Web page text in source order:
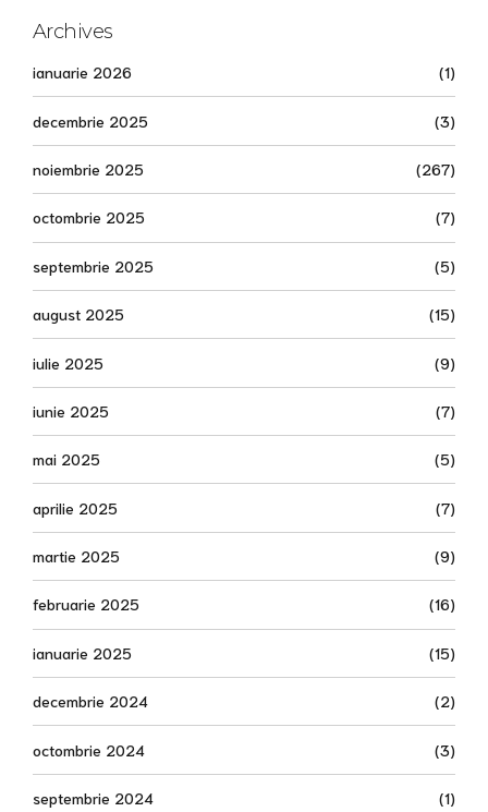
Archives
ianuarie 2026 (1)
decembrie 2025 (3)
noiembrie 2025 (267)
octombrie 2025 (7)
septembrie 2025 (5)
august 2025 (15)
iulie 2025 (9)
iunie 2025 (7)
mai 2025 (5)
aprilie 2025 (7)
martie 2025 (9)
februarie 2025 (16)
ianuarie 2025 (15)
decembrie 2024 (2)
octombrie 2024 (3)
septembrie 2024 (1)